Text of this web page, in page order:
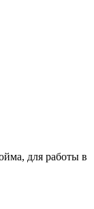
для работы в